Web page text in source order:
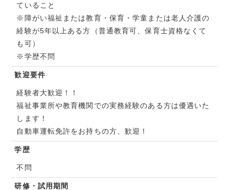
ていること
※障がい福祉または教育・保育・学童または老人介護の
経験が5年以上ある方（普通教育可、保育士資格なくて
も可）
※学歴不問
歓迎要件
経験者大歓迎！！
福祉事業所や教育機関での実務経験のある方は優遇いた
します！
自動車運転免許をお持ちの方、歓迎！
学歴
不問
研修・試用期間